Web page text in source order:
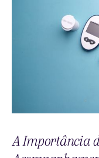
A Importância